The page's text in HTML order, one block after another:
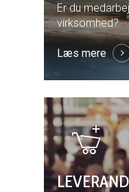
Er du
virksomhed?
Læs mere